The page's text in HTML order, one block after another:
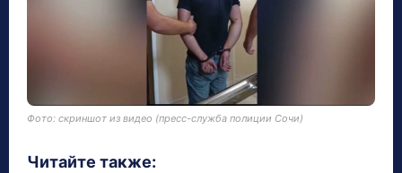
Фото: скриншот из видео (пресс-служба полиции Сочи)
Читайте также: